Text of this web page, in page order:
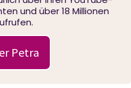
und über 18 Millionen
Petra